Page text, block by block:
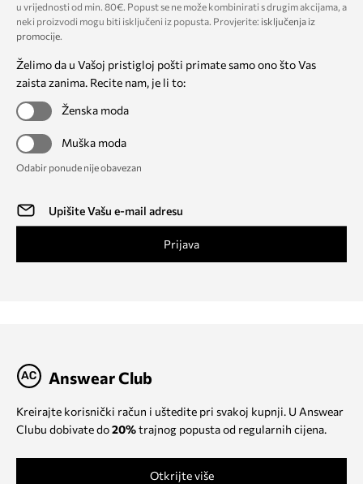
u vrijednosti od min. 80€. Popust se ne može kombinirati s drugim akcijama, a
neki proizvodi mogu biti isključeni iz popusta. Provjerite: isključenja iz
promocije.
Želimo da u Vašoj pristigloj pošti primate samo ono što Vas
zaista zanima. Recite nam, je li to:
Ženska moda
Muška moda
Odabir ponude nije obavezan
Prijava
Answear Club
Kreirajte korisnički račun i uštedite pri svakoj kupnji. U Answear
Clubu dobivate do20%trajnog popusta od regularnih cijena.
Otkrijte više